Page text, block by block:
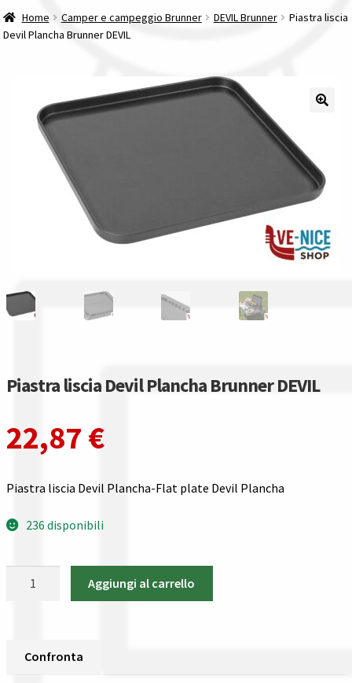
Contatti
Il nostro gruppo acquisti
La nostra azienda
Condizioni generali
Acquisti in rete pubblica amministrazione
Assicurazione integrativa Garanzia3
Bonus fiscali 2025
Garanzia del produttore
Guida all’utilizzo del sito
Confronta
I nostri negozi
Home Camper e campeggio Brunner DEVIL Brunner
Piastra liscia
Devil Plancha Brunner DEVIL
Piastra liscia Devil Plancha Brunner DEVIL
22,87 €
Piastra liscia Devil Plancha-Flat plate Devil Plancha
236 disponibili
Brunner
Aggiungi al carrello
Confronta